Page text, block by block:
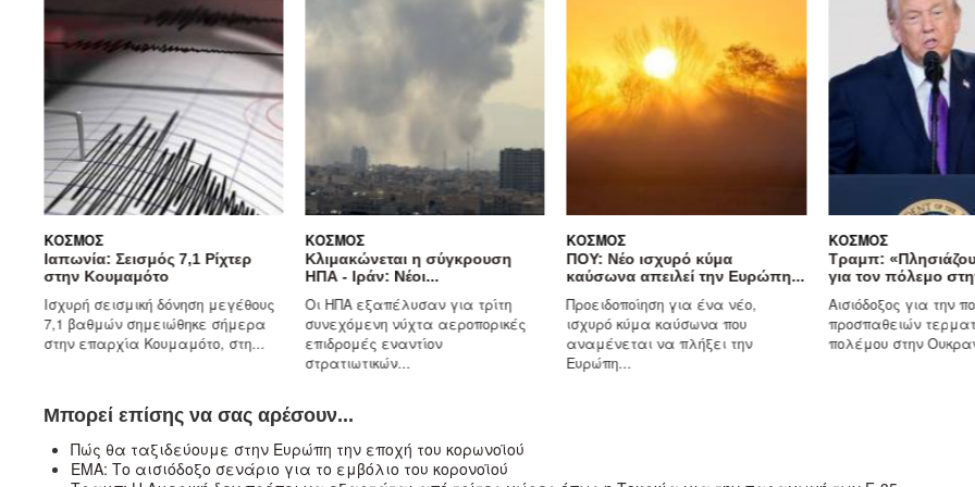
ΚΌΣΜΟΣ
Ιαπωνία: Σεισμός 7,1 Ρίχτερ
στην Κουμαμότο
Ισχυρή σεισμική δόνηση μεγέθους
7,1 βαθμών σημειώθηκε σήμερα
στην επαρχία Κουμαμότο, στη...
ΚΌΣΜΟΣ
Κλιμακώνεται η σύγκρουση
ΗΠΑ - Ιράν: Νέοι...
Οι ΗΠΑ εξαπέλυσαν για τρίτη
συνεχόμενη νύχτα αεροπορικές
επιδρομές εναντίον
στρατιωτικών...
ΚΌΣΜΟΣ
ΠΟΥ: Νέο ισχυρό κύμα
καύσωνα απειλεί την Ευρώπη...
Προειδοποίηση για ένα νέο,
ισχυρό κύμα καύσωνα που
αναμένεται να πλήξει την
Ευρώπη...
ΚΌΣΜΟΣ
Τραμπ: «Πλησιάζουμε
για τον πόλεμο στην...
Αισιόδοξος για την πορεία
προσπαθειών
πολέμου στην Ουκρανία...
Μπορεί επίσης να σας αρέσουν...
Πώς θα ταξιδεύουμε στην Ευρώπη την εποχή του κορωνοϊού
ΕΜΑ: Το αισιόδοξο σενάριο για το εμβόλιο του κορονοϊού